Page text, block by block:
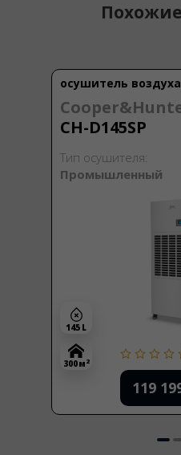
осушитель воздуха
CH-D145SP
Тип осушителя:
Промышленный
119
145 L
300 м 2